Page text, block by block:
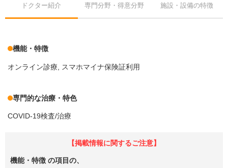
ドクター紹介 専門分野・得意分野 施設・設備の特徴
機能・特徴
オンライン診療 スマホマイナ保険証利用
専門的な治療・特色
COVID-19検査/治療
【掲載情報に関するご注意】
機能・特徴 の項目の、